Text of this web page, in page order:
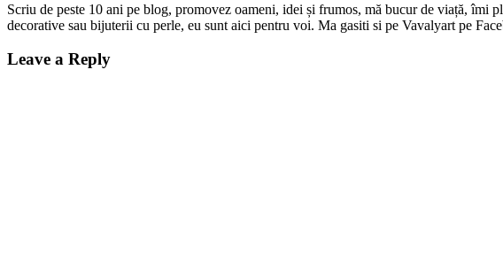
Scriu de peste 10 ani pe blog, promovez oameni, idei și frumos, mă bucur de viață, îmi
decorative sau bijuterii cu perle, eu sunt aici pentru voi. Ma gasiti si pe Vavalyart pe
Leave a Reply